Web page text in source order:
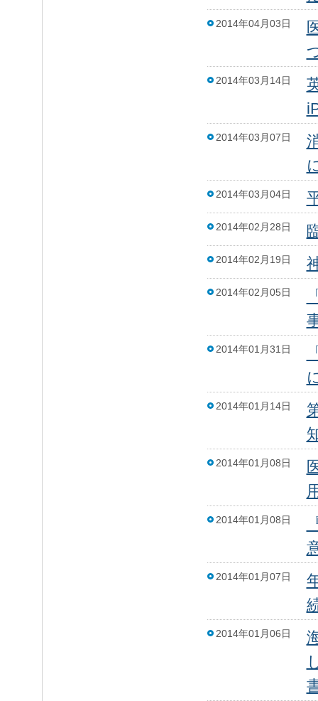
2014年04月03日
2014年03月14日
2014年03月07日
2014年03月04日
2014年02月28日
2014年02月19日
2014年02月05日
2014年01月31日
2014年01月14日
2014年01月08日
2014年01月08日
2014年01月07日
2014年01月06日